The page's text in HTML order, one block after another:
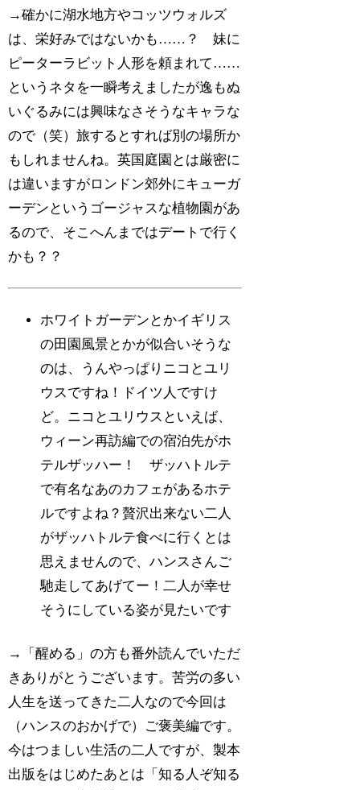
→確かに湖水地方やコッツウォルズ
は、栄好みではないかも……？ 妹に
ピーターラビット人形を頼まれて……
というネタを一瞬考えましたが逸もぬ
いぐるみには興味なさそうなキャラな
ので（笑）旅するとすれば別の場所か
もしれませんね。英国庭園とは厳密に
は違いますがロンドン郊外にキューガ
ーデンというゴージャスな植物園があ
るので、そこへんまではデートで行く
かも？？
ホワイトガーデンとかイギリス
の田園風景とかが似合いそうな
のは、うんやっぱりニコとユリ
ウスですね！ドイツ人ですけ
ど。ニコとユリウスといえば、
ウィーン再訪編での宿泊先がホ
テルザッハー！ ザッハトルテ
で有名なあのカフェがあるホテ
ルですよね？贅沢出来ない二人
がザッハトルテ食べに行くとは
思えませんので、ハンスさんご
馳走してあげてー！二人が幸せ
そうにしている姿が見たいです
→「醒める」の方も番外読んでいただ
きありがとうございます。苦労の多い
人生を送ってきた二人なので今回は
（ハンスのおかげで）ご褒美編です。
今はつましい生活の二人ですが、製本
出版をはじめたあとは「知る人ぞ知る